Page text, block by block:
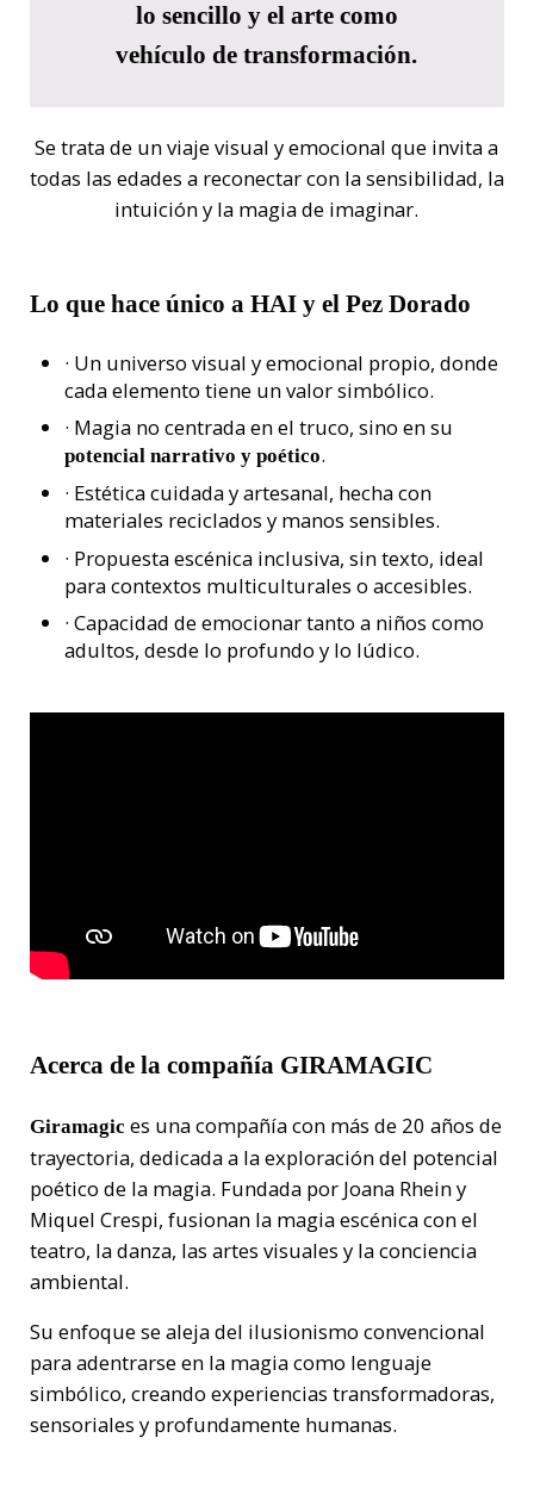
lo sencillo y el arte como
vehículo de transformación.
Se trata de un viaje visual y emocional que invita a
todas las edades a reconectar con la sensibilidad, la
intuición y la magia de imaginar.
Lo que hace único a HAI y el Pez Dorado
· Un universo visual y emocional propio, donde
cada elemento tiene un valor simbólico.
· Magia no centrada en el truco, sino en su
potencial narrativo y poético.
· Estética cuidada y artesanal, hecha con
materiales reciclados y manos sensibles.
· Propuesta escénica inclusiva, sin texto, ideal
para contextos multiculturales o accesibles.
· Capacidad de emocionar tanto a niños como
adultos, desde lo profundo y lo lúdico.
Acerca de la compañía GIRAMAGIC
Giramagic es una compañía con más de 20 años de
trayectoria, dedicada a la exploración del potencial
poético de la magia. Fundada por Joana Rhein y
Miquel Crespi, fusionan la magia escénica con el
teatro, la danza, las artes visuales y la conciencia
ambiental.
Su enfoque se aleja del ilusionismo convencional
para adentrarse en la magia como lenguaje
simbólico, creando experiencias transformadoras,
sensoriales y profundamente humanas.